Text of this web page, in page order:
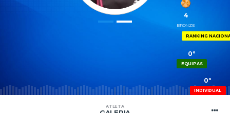
4
BRONZE
RANKING
0º
EQUIPAS
0º
INDIVIDUAL
ATLETA